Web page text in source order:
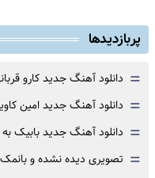
پربازدیدها
= دانلود آهنگ جدید کارو
= دانلود آهنگ جدید امین
= دانلود آهنگ جدید بابیک به
= تصویری دیده نشده و